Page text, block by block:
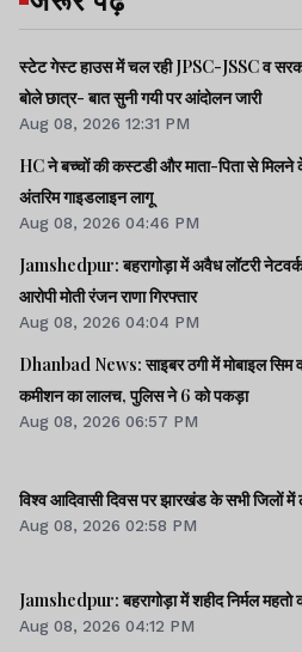
स्टेट गेस्ट हाउस में चल रही JPSC-JSSC व
बोले छात्र- बात सुनी गयी पर आंदोलन जारी
Aug 08, 2026 12:31 PM
HC ने बच्चों की कस्टडी और माता-पिता से मिलने
अंतरिम गाइडलाइन लागू
Aug 08, 2026 04:46 PM
Jamshedpur: बहरागोड़ा में अवैध लॉटरी
आरोपी मोती रंजन राणा गिरफ्तार
Aug 08, 2026 04:04 PM
Dhanbad News: साइबर ठगी में मोबाइल सिम
कमीशन का लालच, पुलिस ने 6 को पकड़ा
Aug 08, 2026 06:57 PM
विश्व आदिवासी दिवस पर झारखंड के सभी जिलों में
Aug 08, 2026 02:58 PM
Jamshedpur: बहरागोड़ा में शहीद निर्मल महतो
Aug 08, 2026 04:12 PM